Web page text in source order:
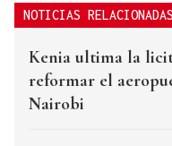
NOTICIAS RELACIONADAS
Kenia ultima la
reformar el
Nairobi